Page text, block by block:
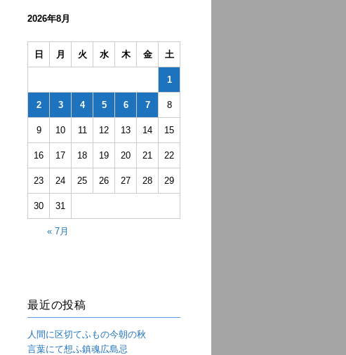
2026年8月
日 月 火 水 木 金 土
1
2 3 4 5 6 7 8
9 10 11 12 13 14 15
16 17 18 19 20 21 22
23 24 25 26 27 28 29
30 31
« 7月
最近の投稿
人間に区切てふもの今朝の秋
言葉にて想ふ鎮魂広島忌